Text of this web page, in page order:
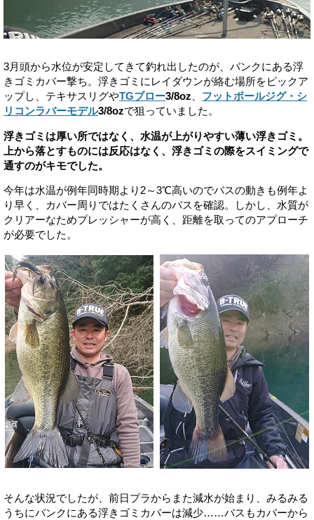
3月頭から水位が安定してきて釣れ出したのが、バンクにある浮
きゴミカバー撃ち。浮きゴミにレイダウンが絡む場所をピックア
ップし、テキサスリグやTGブロー3/8oz
フットボールジグ・シ
リコンラバーモデル3/8ozで狙っていました。
浮きゴミは厚い所ではなく、水温が上がりやすい薄い浮きゴミ。
上から落とすものには反応はなく、浮きゴミの際をスイミングで
通すのがキモでした。
今年は水温が例年同時期より2～3℃高いのでバスの動きも例年よ
り早く、カバー周りではたくさんのバスを確認。しかし、水質が
クリアーなためプレッシャーが高く、距離を取ってのアプローチ
が必要でした。
そんな状況でしたが、前日プラからまた減水が始まり、みるみる
うちにバンクにある浮きゴミカバーは減少……バスもカバーから